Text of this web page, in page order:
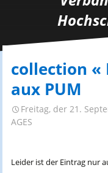
collection «
aux PUM
Freitag, der 21.
AGES
Leider ist der Eintrag nur